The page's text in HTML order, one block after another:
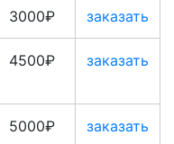
3000₽ заказать
4500₽ заказать
5000₽ заказать